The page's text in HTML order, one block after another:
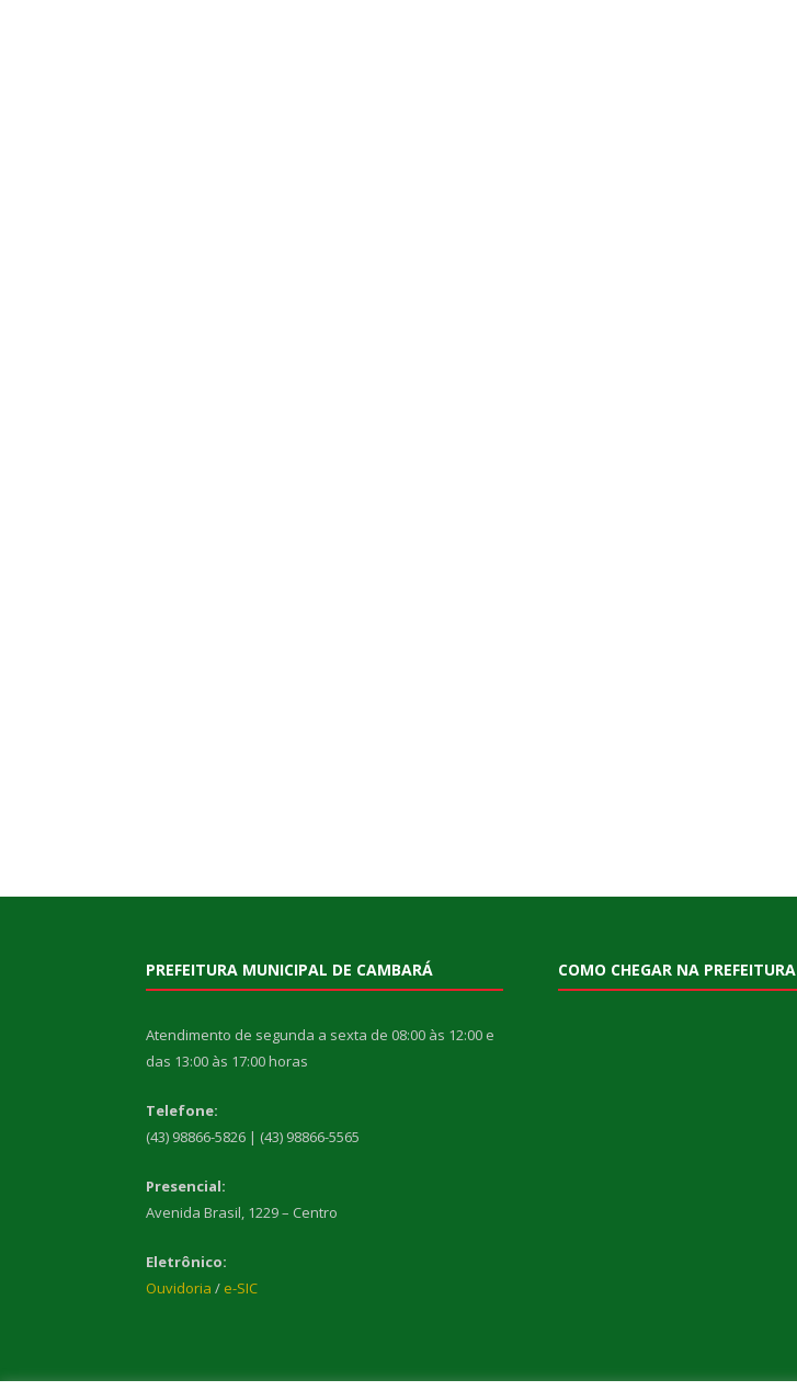
PREFEITURA MUNICIPAL DE CAMBARÁ
Atendimento de segunda a sexta de 08:00 às 12:00 e
das 13:00 às 17:00 horas
Telefone:
(43) 98866-5826 | (43) 98866-5565
Presencial:
Avenida Brasil, 1229 – Centro
Eletrônico:
Ouvidoria / e-SIC
COMO CHEGAR NA PREFEITURA